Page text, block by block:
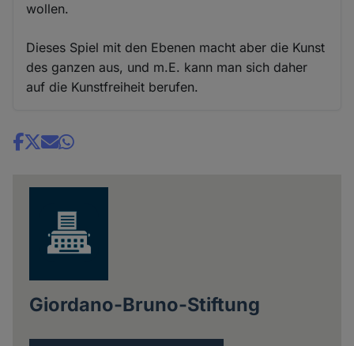
wollen.
Dieses Spiel mit den Ebenen macht aber die Kunst
des ganzen aus, und m.E. kann man sich daher
auf die Kunstfreiheit berufen.
Share
Giordano-Bruno-Stiftung